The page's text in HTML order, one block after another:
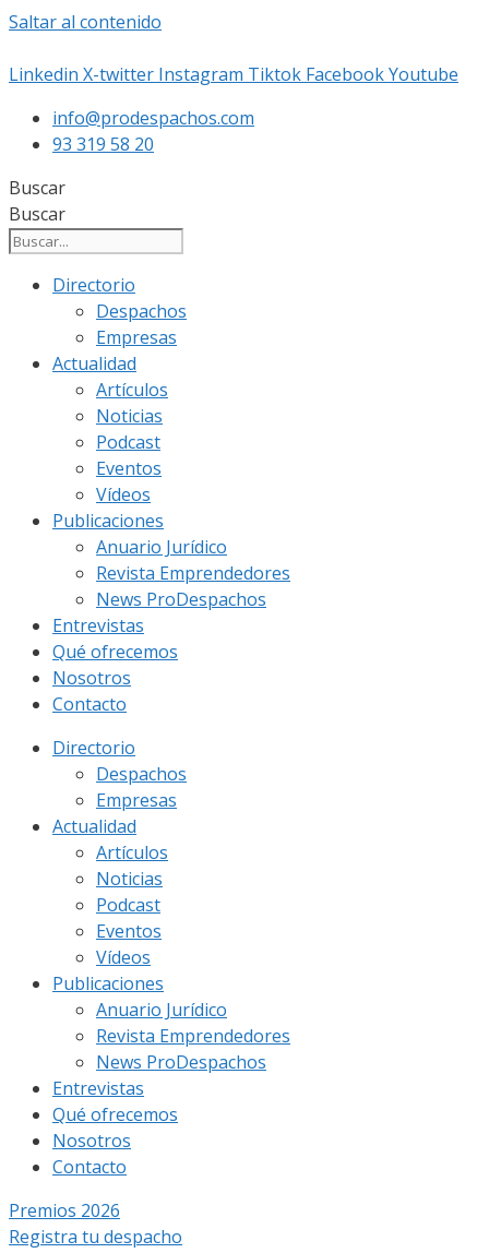
Saltar al contenido
Linkedin X-twitter Instagram Tiktok FacebookYoutube
info@prodespachos.com
93 319 58 20
Buscar
Buscar
Directorio
Despachos
Empresas
Actualidad
Artículos
Noticias
Podcast
Eventos
Vídeos
Publicaciones
Anuario Jurídico
Revista Emprendedores
News ProDespachos
Entrevistas
Qué ofrecemos
Nosotros
Contacto
Directorio
Despachos
Empresas
Actualidad
Artículos
Noticias
Podcast
Eventos
Vídeos
Publicaciones
Anuario Jurídico
Revista Emprendedores
News ProDespachos
Entrevistas
Qué ofrecemos
Nosotros
Contacto
Premios 2026
Registra tu despacho